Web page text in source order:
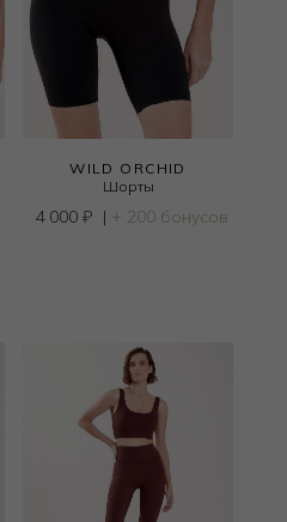
WILD ORCHID
Шорты
4 000 ₽ | + 200 бонусов